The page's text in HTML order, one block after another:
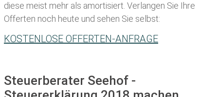
diese meist mehr als amortisiert. Verlangen Sie Ihre
Offerten noch heute und sehen Sie selbst:
KOSTENLOSE OFFERTEN-ANFRAGE
Steuerberater Seehof -